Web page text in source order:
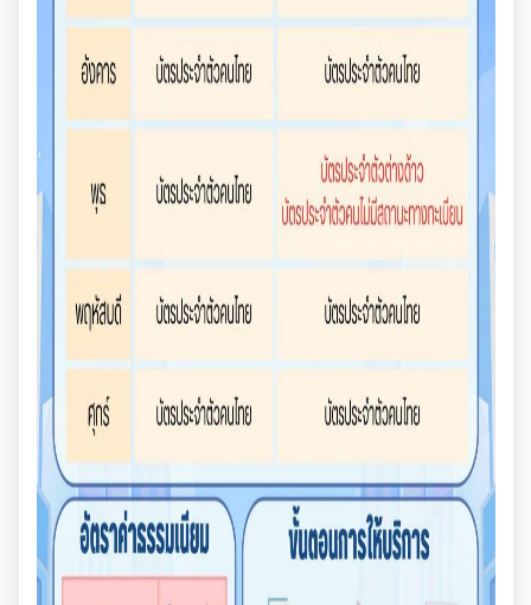
หลักเกณฑ์การคัดเลือกเข้ารับการอบรม
การเสริมสร้างและพัฒนาพนักงาน และข้าราชการท้อง
เกร็ดความรู้ที่เกี่ยวข้องในการปฏิบัติงานราชการ
ผลการคัดเลือกพนักงานผู้มีคุณธรรมจริยธรรม
ซักซ้อมแนวทางปฏิบัติการใช้รถยนต์ของอปท.
รายการการจัดซื้อจัดจ้างหรือการจัดหาพัสดุ (งบลงทุน)
ความก้าวหน้าการจัดซื้อจัดจ้างหรือการจัดหาพัสดุ
การกำหนดอายุการใช้งานและอัตราค่าเสื่อมราคาสิน
ทรัพย
หลักเกณฑ์การบริหารและพัฒนาทรัพยากรบุคคล
แผนการบริหารและพัฒนาทรัพยากรบุคคล
ประจำปี
ประมวลจริยธรรมสำหรับเจ้าหน้าที่ของรัฐ
การขับเคลื่อนจริยธรรม
รายงานผลการดำเนินการองค์กรสุขภาวะ
มติกทจ.เชียงใหม่
การป้องกันการทุจริต
ข้อมูลสถิติเรื่องร้องเรียนการทุจริตและประพฤติมิชอบ
นโยบายไม่รับของขวัญ
การมีส่วนร่วมของผู้บริหาร
การเปิดโอกาสให้มีการส่วนร่วมในการดำเนินงานตาม
ภารกิจของหน่วยงาน
การประเมินความเสี่ยงการทุจริต
รายงานผลการดำเนินการตามแผนบริหารจัดการความ
เสี่ยงการทุจริต
การเสริมสร้างวัฒนธรรมองค์กร
ประกาศเจตนารมณ์นโยบาย No Gift Policy
การขับเคลื่อนนโยบาย No Gift Policy จากการปฏิบัติ
หน้าที่
รายงานผลการดำเนินงานตามนโยบาย No Gift
หลักเกณฑ์การรับทรัพย์สินหรือประโยชน์อื่นใดโดย
ธรรมจรรยาของเจ้าพนักงานของรัฐ
มาตรการส่งเสริมคุณธรรมและความโปร่งใส
การนำผลการประเมิน ITA ไปสู่การพัฒนาองค์กร
รายงานผลการดำเนินการเพื่อส่งเสริมคุณธรรมและ
ความโปร่งใสภายในหน่วยงานประจำปี
มาตรการส่งเสริมความโปร่งใสในการจัดซื้อ/จ้าง
มาตรการป้องกันการรับสินบน
มาตรการเผยแพร่ข้อมูลสาธารณะ
กฏหมายที่เกี่ยวข้อง
งบแสดงฐานะการเงินประจำปี
รายงานอื่นๆ
ข้อมูลการดำเนินงานอื่นๆ
รายงานการประเมินประสิทธิภาพของ อปท. (LPA)
การส่งเสริมคุณธรรมและการป้องกันการทุจริต
รายงานการประชุมต่างๆ
รายงานการประชุมพนักงาน
โครงการอนุรักษ์พันธุกรรมพืชฯ